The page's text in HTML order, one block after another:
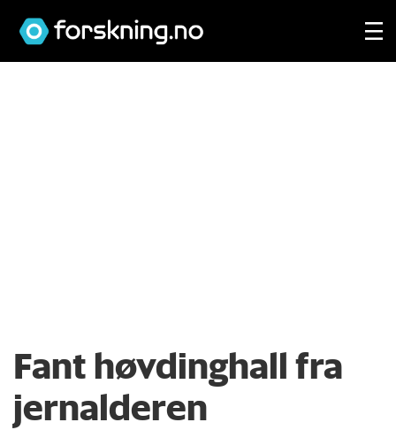
Fant høvdinghall fra
jernalderen